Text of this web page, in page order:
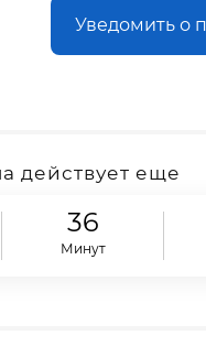
Уведомить о
действует еще
36
Минут